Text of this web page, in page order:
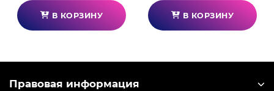
В КОРЗИНУ В КОРЗИНУ
Правовая информация